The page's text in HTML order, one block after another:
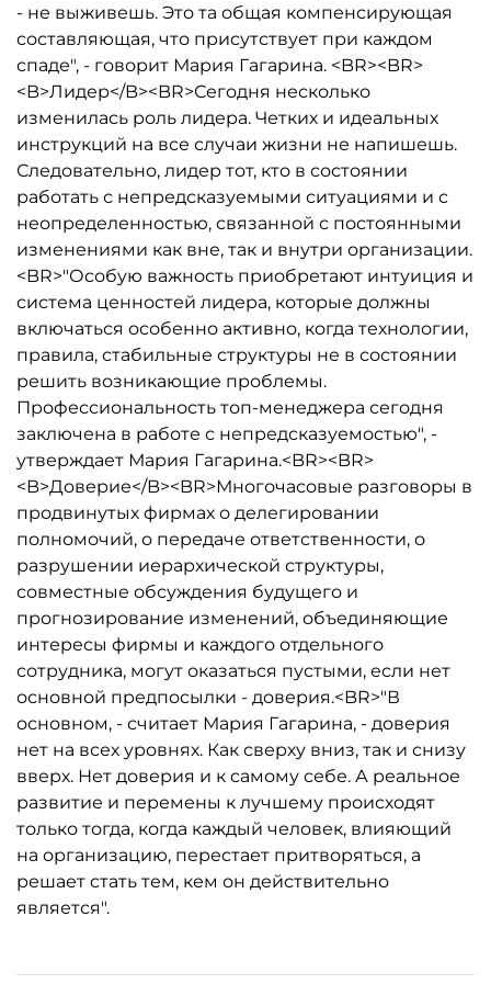
- не выживешь. Это та общая компенсирующая
составляющая, что присутствует при каждом
спаде", - говорит Мария Гагарина. <BR><BR>
<B>Лидер</B><BR>Сегодня несколько
изменилась роль лидера. Четких и идеальных
инструкций на все случаи жизни не напишешь.
Следовательно, лидер тот, кто в состоянии
работать с непредсказуемыми ситуациями и с
неопределенностью, связанной с постоянными
изменениями как вне, так и внутри организации.
<BR>"Особую важность приобретают интуиция и
система ценностей лидера, которые должны
включаться особенно активно, когда технологии,
правила, стабильные структуры не в состоянии
решить возникающие проблемы.
Профессиональность топ-менеджера сегодня
заключена в работе с непредсказуемостью", -
утверждает Мария Гагарина.<BR><BR>
<B>Доверие</B><BR>Многочасовые разговоры в
продвинутых фирмах о делегировании
полномочий, о передаче ответственности, о
разрушении иерархической структуры,
совместные обсуждения будущего и
прогнозирование изменений, объединяющие
интересы фирмы и каждого отдельного
сотрудника, могут оказаться пустыми, если нет
основной предпосылки - доверия.<BR>"В
основном, - считает Мария Гагарина, - доверия
нет на всех уровнях. Как сверху вниз, так и снизу
вверх. Нет доверия и к самому себе. А реальное
развитие и перемены к лучшему происходят
только тогда, когда каждый человек, влияющий
на организацию, перестает притворяться, а
решает стать тем, кем он действительно
является".